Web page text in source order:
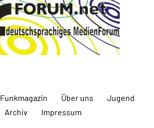
Funkmagazin Über uns
Jugend
Archiv
Impressum